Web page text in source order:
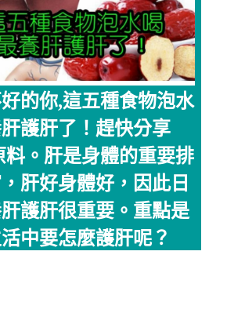
的你,這五種食物泡水
護肝了！趕快分享
料。肝是身體的重要排
肝好身體好，因此日
護肝很重要。重點是
活中要怎麼護肝呢？